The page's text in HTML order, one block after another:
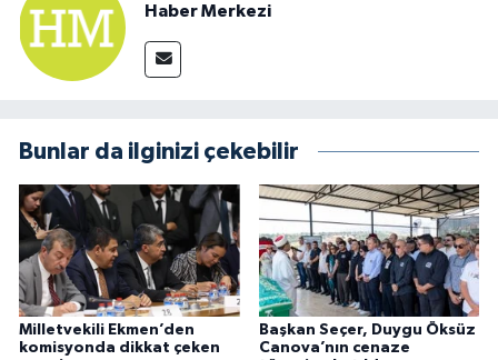
Haber Merkezi
Bunlar da ilginizi çekebilir
Milletvekili Ekmen’den
komisyonda dikkat çeken
Başkan Seçer, Duygu Öksüz
Canova’nın cenaze